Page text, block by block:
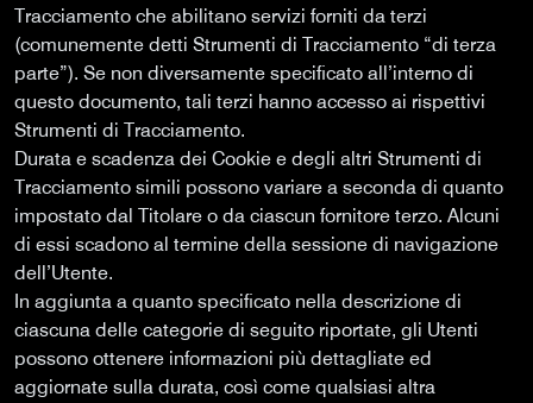
Tracciamento che abilitano servizi forniti da terzi
(comunemente detti Strumenti di Tracciamento “di terza
parte”). Se non diversamente specificato all’interno di
questo documento, tali terzi hanno accesso ai rispettivi
Strumenti di Tracciamento.
Durata e scadenza dei Cookie e degli altri Strumenti di
Tracciamento simili possono variare a seconda di quanto
impostato dal Titolare o da ciascun fornitore terzo. Alcuni
di essi scadono al termine della sessione di navigazione
dell’Utente.
In aggiunta a quanto specificato nella descrizione di
ciascuna delle categorie di seguito riportate, gli Utenti
possono ottenere informazioni più dettagliate ed
aggiornate sulla durata, così come qualsiasi altra